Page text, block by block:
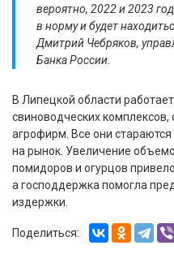
вероятно, 2022 и 2023
в норму и будет
Дмитрий Чебряков,
Банка России.
В Липецкой области
свиноводческих
агрофирм. Все они
на рынок. Увеличение
помидоров и огурцов
а господдержка помогла
издержки.
Поделиться: